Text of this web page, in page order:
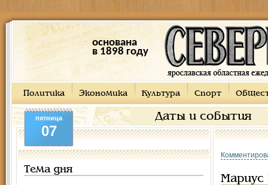
основана
в 1898 году
Политика Экономика Культура Спорт
Даты и события
пятница
07
Тема дня
Мариус